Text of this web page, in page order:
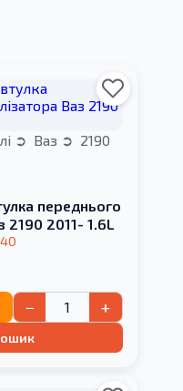
Ваз
2190
переднього
2190 2011- 1.6L
− +